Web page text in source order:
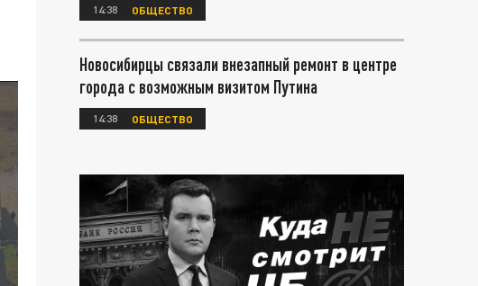
14:38 ОБЩЕСТВО
Новосибирцы связали внезапный ремонт в центре
города с возможным визитом Путина
14:38 ОБЩЕСТВО